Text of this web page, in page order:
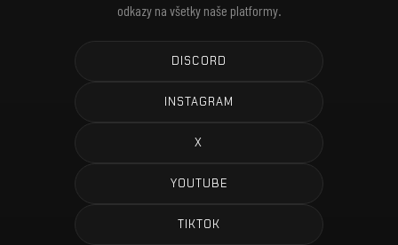
odkazy na všetky naše platformy.
DISCORD
INSTAGRAM
X
YOUTUBE
TIKTOK